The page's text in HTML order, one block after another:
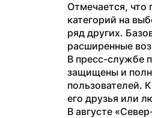
Отмечается, что
категорий на
ряд других.
расширенные
В пресс-службе
защищены и
пользователей.
его друзья или
В августе